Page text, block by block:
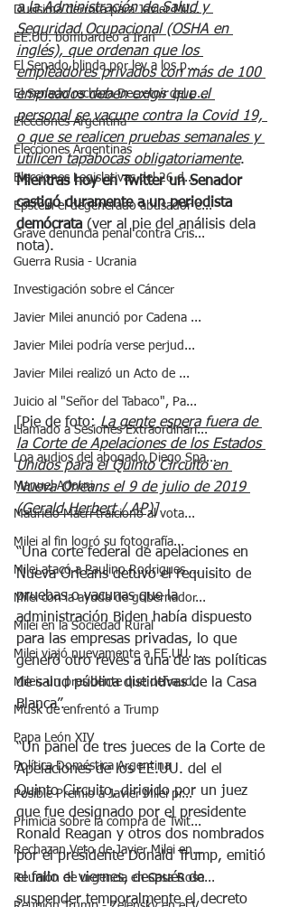
Durísima derrota para Javier Mil...
EE.UU. bombardeó a Irán
El Senado blinda por ley a los p...
El Senado rechaza Decretos del p...
Elecciones Argentina
Elecciones Argentinas
Elecciones Legislativas del 26 d...
Epstein el degenerado abusador e...
Grave denuncia penal contra Cris...
Guerra Rusia - Ucrania
Investigación sobre el Cáncer
Javier Milei anunció por Cadena ...
Javier Milei podría verse perjud...
Javier Milei realizó un Acto de ...
Juicio al "Señor del Tabaco", Pa...
Llamado a Sesiones Extraordinari...
Loa audios del abogado Diego Spa...
Manuel Adorni
Mauricio Macri traicionó al vota...
Milei al fin logró su fotografía...
Milei atacó a Paulino Rodrigues ...
Milei con la ayuda de gobernador...
Milei en la Sociedad Rural
Milei viajó nuevamente a EE.UU. ...
Milei: un presidente que defraud...
Musk de enfrentó a Trump
Papa León XIV
Política Doméstica Argentina
Posible Premio a Javier Milei pr...
Primicia sobre la compra de Twit...
Rechazan Veto de Javier Milei en...
Reunión de urgencia en Casa Rosa...
a la Administración de Salud y
Seguridad Ocupacional (OSHA en
inglés), que ordenan que los
empleadores privados con más de 100
empleados deben exigir que el
personal se vacune contra la Covid 19,
o que se realicen pruebas semanales y
utilicen tapabocas obligatoriamente.
Mientras hoy en Twitter un Senador
castigó duramente a un periodista
demócrata (ver al pie del análisis dela
nota).
[Pie de foto: La gente espera fuera de
la Corte de Apelaciones de los Estados
Unidos para el Quinto Circuito en
Nueva Orleans el 9 de julio de 2019
(Gerald Herbert / AP)]
“Una corte federal de apelaciones en
Nueva Orleans detuvo el requisito de
pruebas o vacunas que la
administración Biden había dispuesto
para las empresas privadas, lo que
generó otro revés a una de las políticas
de salud pública distintivas de la Casa
Blanca”.
“Un panel de tres jueces de la Corte de
Apelaciones de los EE.UU. del el
Quinto Circuito, dirigido por un juez
que fue designado por el presidente
Ronald Reagan y otros dos nombrados
por el presidente Donald Trump, emitió
el fallo el viernes, después de
suspender temporalmente el decreto